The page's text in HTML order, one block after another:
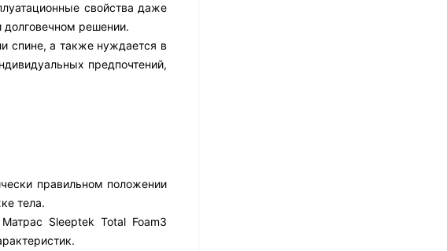
свойства даже
долговечном решении.
спине, а также нуждается в
предпочтений,
правильном положении
тела.
Sleeptek Total Foam3